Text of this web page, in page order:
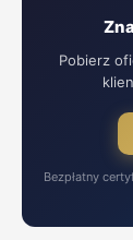
Pobierz
Bezpłatny